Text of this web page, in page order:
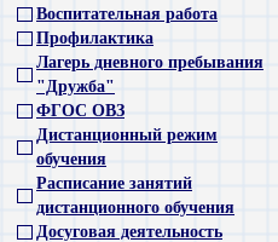
Воспитательная работа
Профилактика
Лагерь дневного пребывания
"Дружба"
ФГОС ОВЗ
Дистанционный режим
обучения
Расписание занятий
дистанционного обучения
Досуговая деятельность